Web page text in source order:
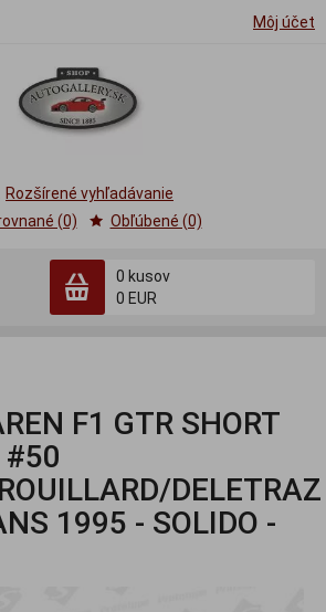
Môj účet
0 kusov
0 EUR
Rozšírené vyhľadávanie
(0)
Obľúbené (0)
F1 GTR SHORT
#50
DELETRAZ
1995 - SOLIDO -